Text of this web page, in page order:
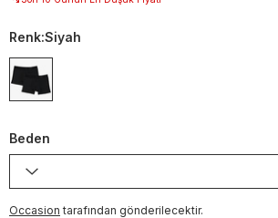
Renk:Siyah
Beden
Occasion tarafından gönderilecektir.